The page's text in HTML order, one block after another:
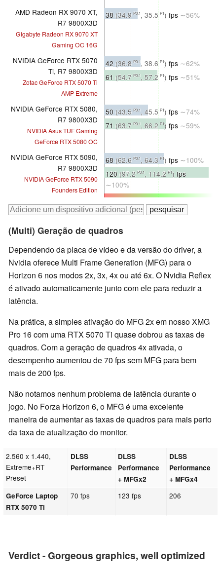
AMD Radeon RX 9070 XT,
R7 9800X3D
Gigabyte Radeon RX 9070 XT
Gaming OC 16G
38 (34.9 P0.1, 35.5 P1) fps ∼56%
NVIDIA GeForce RTX 5070
Ti, R7 9800X3D
Zotac GeForce RTX 5070 Ti
AMP Extreme
42 (36.8 P0.1, 38.6 P1) fps ∼62%
61 (54.7 P0.1, 57.2 P1) fps ∼51%
NVIDIA GeForce RTX 5080,
R7 9800X3D
NVIDIA Asus TUF Gaming
GeForce RTX 5080 OC
50 (43.5 P0.1, 45.5 P1) fps ∼74%
71 (63.7 P0.1, 66.2 P1) fps ∼59%
NVIDIA GeForce RTX 5090,
R7 9800X3D
NVIDIA GeForce RTX 5090
Founders Edition
68 (62.6 P0.1, 64.3 P1) fps ∼100%
120 (97.2 P0.1, 114.2 P1) fps
∼100%
(Multi) Geração de quadros
Dependendo da placa de vídeo e da versão do driver, a
Nvidia oferece Multi Frame Generation (MFG) para o
Horizon 6 nos modos 2x, 3x, 4x ou até 6x. O Nvidia Reflex
é ativado automaticamente junto com ele para reduzir a
latência.
Na prática, a simples ativação do MFG 2x em nosso XMG
Pro 16 com uma RTX 5070 Ti quase dobrou as taxas de
quadros. Com a geração de quadros 4x ativada, o
desempenho aumentou de 70 fps sem MFG para bem
mais de 200 fps.
Não notamos nenhum problema de latência durante o
jogo. No Forza Horizon 6, o MFG é uma excelente
maneira de aumentar as taxas de quadros para mais perto
da taxa de atualização do monitor.
2.560 x 1.440,
Extreme+RT
Preset
DLSS
Performance
DLSS
Performance
+ MFGx2
DLSS
Performance
+ MFGx4
GeForce Laptop
RTX 5070 Ti
70 fps 123 fps 206
Verdict - Gorgeous graphics, well optimized